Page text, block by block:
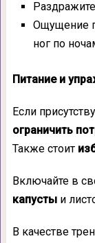
Ощущение
ног по
Питание и
Если
ограничить
Также стоит
Включайте в
капустыи
В качестве